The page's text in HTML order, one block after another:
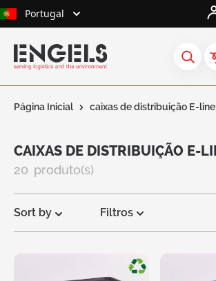
Ir para o Conteúdo
Portugal
Página Inicial caixas de distribuição E-line
CAIXAS DE DISTRIBUIÇÃO E-
20 produto(s)
Sort by Filtros